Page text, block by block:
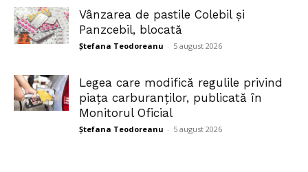
Vânzarea de pastile Colebil și
Panzcebil, blocată
Ștefana Teodoreanu - 5 august 2026
Legea care modifică regulile privind
piața carburanților, publicată în
Monitorul Oficial
Ștefana Teodoreanu - 5 august 2026